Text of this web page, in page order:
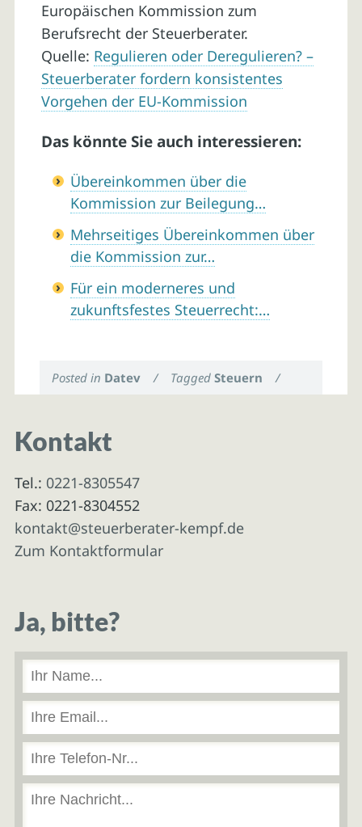
Europäischen Kommission zum
Berufsrecht der Steuerberater.
Quelle: Regulieren oder Deregulieren? –
Steuerberater fordern konsistentes
Vorgehen der EU-Kommission
Das könnte Sie auch interessieren:
Übereinkommen über die
Kommission zur Beilegung…
Mehrseitiges Übereinkommen über
die Kommission zur…
Für ein moderneres und
zukunftsfestes Steuerrecht:…
Posted in Datev / TaggedSteuern /
Kontakt
Tel.: 0221-8305547
Fax: 0221-8304552
kontakt@steuerberater-kempf.de
Zum Kontaktformular
Ja, bitte?